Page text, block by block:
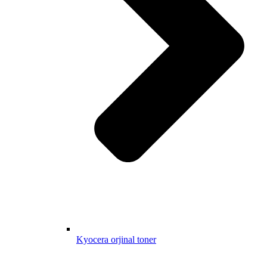
Kyocera orjinal toner